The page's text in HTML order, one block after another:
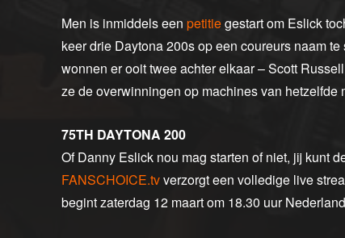
Men is inmiddels een petitiegestart om Eslick
keer drie Daytona 200s op een coureurs naam
wonnen er ooit twee achter elkaar – Scott
ze de overwinningen op machines van hetzelfde
75TH DAYTONA 200
Of Danny Eslick nou mag starten of niet, jij kunt
FANSCHOICE.tvverzorgt een volledige live
begint zaterdag 12 maart om 18.30 uur